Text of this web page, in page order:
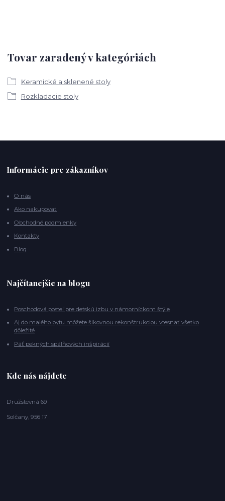
Tovar zaradený v kategóriách
Keramické a sklenené stoly
Rozkladacie stoly
Informácie pre zákazníkov
O nás
Ako nakupovať
Obchodné podmienky
Kontakty
Blog
Najčítanejšie na blogu
Poschodová posteľ pre detskú izbu v námorníckom štýle
Aj do malého bytu môžete šikovnou rekonštrukciou vtesnať všetko
dôležité
Päť pekných spálňových inšpirácií
Kde nás nájdete
Družstevná 69
Solčany, 956 17